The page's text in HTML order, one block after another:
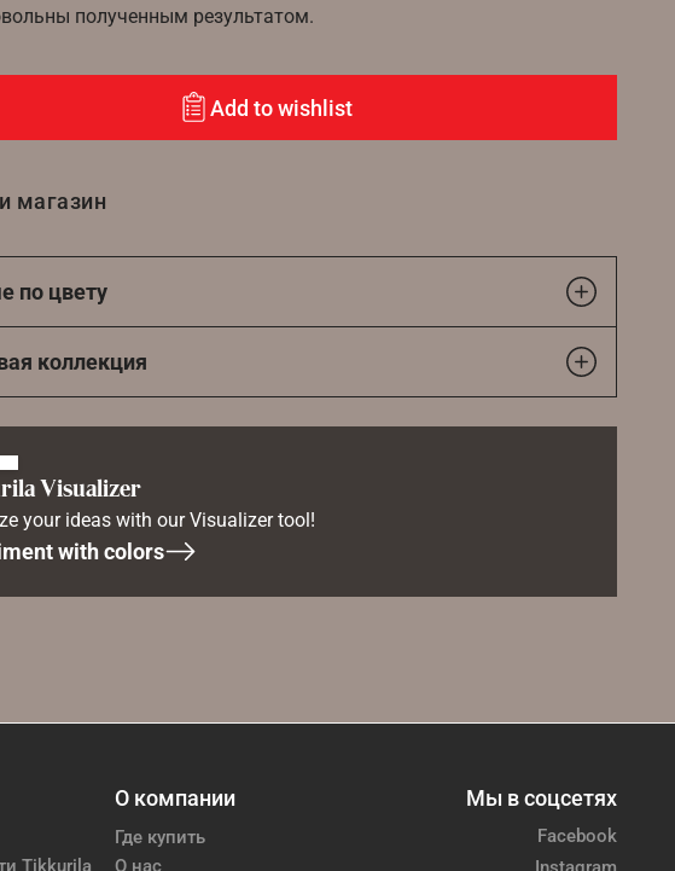
полученным результатом.
Add to wishlist
магазин
по цвету
коллекция
Visualizer
your ideas with our Visualizer tool!
with colors
Tikkurila
О компании
Где купить
О нас
Мы в соцсетях
Facebook